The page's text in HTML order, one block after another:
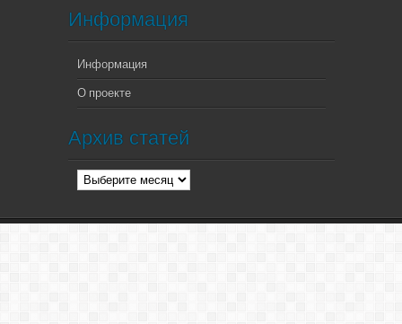
Информация
Информация
О проекте
Архив статей
Архив
статей